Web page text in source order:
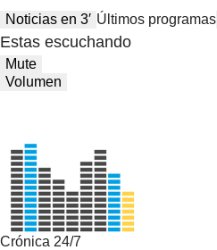
Noticias en 3′ Últimos programas
Estas escuchando
Mute
Volumen
Crónica 24/7